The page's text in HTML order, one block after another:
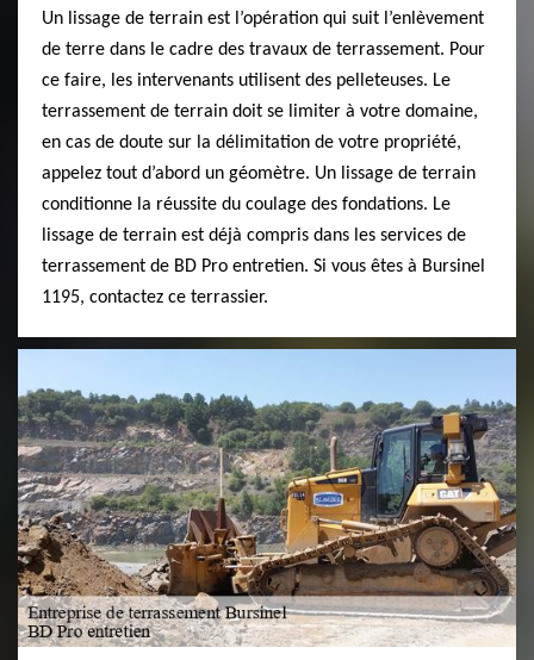
Un lissage de terrain est l’opération qui suit l’enlèvement
de terre dans le cadre des travaux de terrassement. Pour
ce faire, les intervenants utilisent des pelleteuses. Le
terrassement de terrain doit se limiter à votre domaine,
en cas de doute sur la délimitation de votre propriété,
appelez tout d’abord un géomètre. Un lissage de terrain
conditionne la réussite du coulage des fondations. Le
lissage de terrain est déjà compris dans les services de
terrassement de BD Pro entretien. Si vous êtes à Bursinel
1195, contactez ce terrassier.